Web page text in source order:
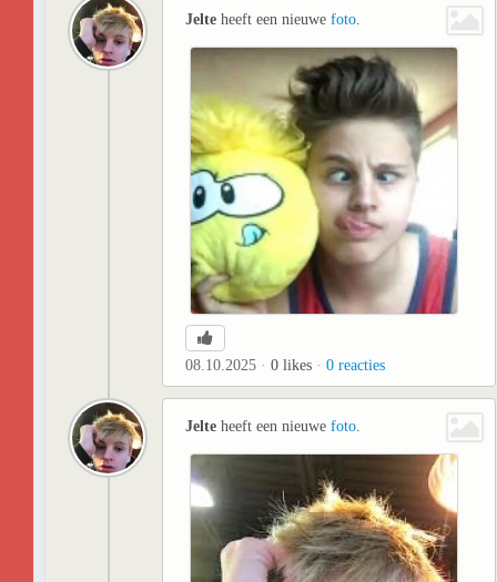
Jelte heeft een nieuwe foto.
08.10.2025 0 likes 0 reacties
Jelte heeft een nieuwe foto.